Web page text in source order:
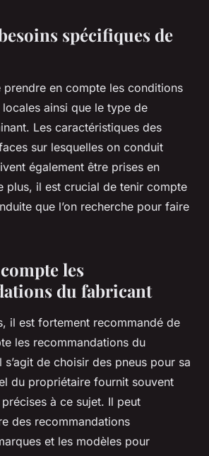
spécifiques de
prendre en compte les conditions
ainsi que le type de
Les caractéristiques des
sur lesquelles on conduit
également être prises en
plus, il est crucial de tenir compte
que l’on recherche pour faire
les
du fabricant
il est fortement recommandé de
les recommandations du
s’agit de choisir des pneus pour sa
du propriétaire fournit souvent
à ce sujet. Il peut
des recommandations
et les modèles pour